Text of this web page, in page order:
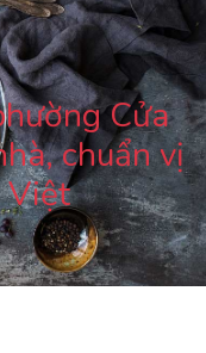
Cửa
chuẩn vị
Việt